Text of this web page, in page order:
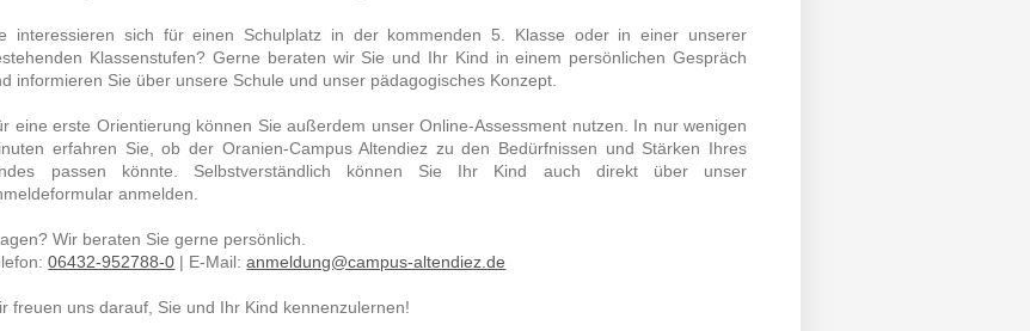
interessieren sich für einen Schulplatz in der kommenden 5. Klasse oder in einer unserer
Klassenstufen? Gerne beraten wir Sie und Ihr Kind in einem persönlichen Gespräch
informieren Sie über unsere Schule und unser pädagogisches Konzept.
eine erste Orientierung können Sie außerdem unser Online-Assessment nutzen. In nur wenigen
erfahren Sie, ob der Oranien-Campus Altendiez zu den Bedürfnissen und Stärken Ihres
passen könnte. Selbstverständlich können Sie Ihr Kind auch direkt über unser
anmelden.
Wir beraten Sie gerne persönlich.
06432-952788-0 | E-Mail:anmeldung@campus-altendiez.de
freuen uns darauf, Sie und Ihr Kind kennenzulernen!